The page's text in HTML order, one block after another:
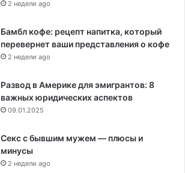
2 недели ago
Бамбл кофе: рецепт напитка, который
перевернет ваши представления о кофе
2 недели ago
Развод в Америке для эмигрантов: 8
важных юридических аспектов
09.01.2025
Секс с бывшим мужем — плюсы и
минусы
2 недели ago